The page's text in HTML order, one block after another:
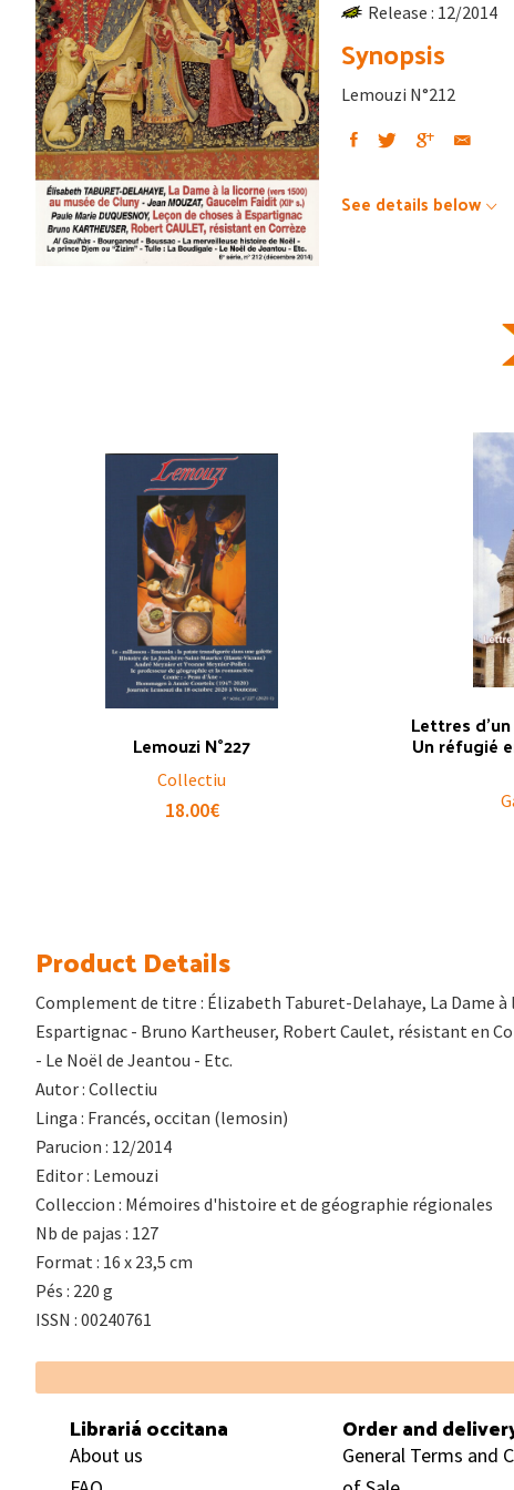
Release : 12/2014
Synopsis
Lemouzi N°212
See details below
Lemouzi N°227
Collectiu
18.00€
Lettres
Un réfugié
Product Details
Complement de titre : Élizabeth Taburet-Delahaye, La Dame à
Espartignac - Bruno Kartheuser, Robert Caulet, résistant en
- Le Noël de Jeantou - Etc.
Autor : Collectiu
Linga : Francés, occitan (lemosin)
Parucion : 12/2014
Editor : Lemouzi
Colleccion : Mémoires d'histoire et de géographie régionales
Nb de pajas : 127
Format : 16 x 23,5 cm
Pés : 220 g
ISSN : 00240761
Footer
Librariá occitana
About us
Order and
General Terms and